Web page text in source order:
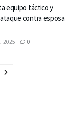
equipo táctico y
contra esposa
2025 0